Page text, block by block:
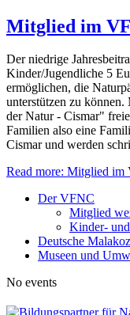
Mitglied im
Der niedrige
Kinder/Jugendliche 5
ermöglichen, die
unterstützen zu
der Natur - Cismar"
Familien also eine
Cismar und werden
Read more: Mitglied im
Der VFNC
Mitglied
Kinder-
Deutsche
Museen und
No events